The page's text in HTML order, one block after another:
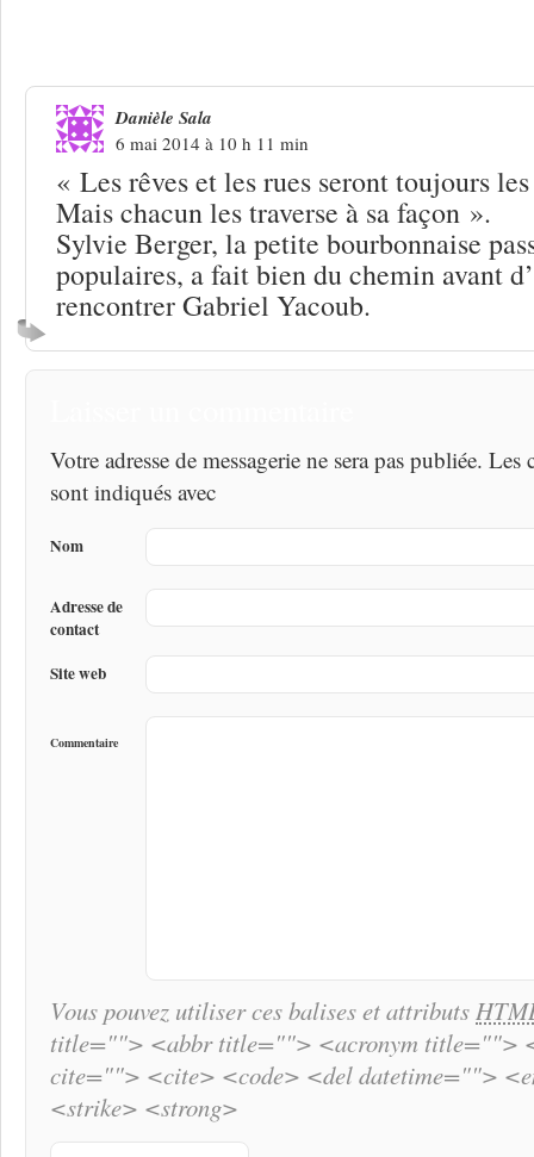
Danièle Sala
6 mai 2014 à 10 h 11 min
« Les rêves et les rues seront toujours
Mais chacun les traverse à sa façon ».
Sylvie Berger, la petite bourbonnaise
populaires, a fait bien du chemin avant
rencontrer Gabriel Yacoub.
Votre adresse de messagerie ne sera pas publiée.
sont indiqués avec
Nom
Adresse de
contact
Site web
Commentaire
Vous pouvez utiliser ces balises et attributs
title=""> <abbr title=""> <acronym title="">
cite=""> <cite> <code> <del datetime="">
<strike> <strong>